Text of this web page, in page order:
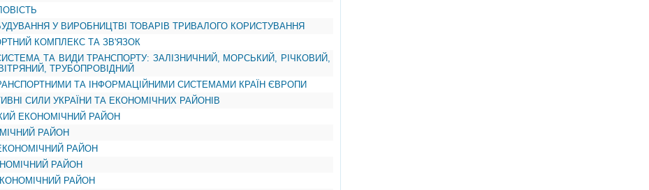
У ВИРОБНИЦТВІ ТОВАРІВ ТРИВАЛОГО КОРИСТУВАННЯ
КОМПЛЕКС ТА ЗВ'ЯЗОК
ТА ВИДИ ТРАНСПОРТУ: ЗАЛІЗНИЧНИЙ, МОРСЬКИЙ, РІЧКОВИЙ,
ТРУБОПРОВІДНИЙ
ТА ІНФОРМАЦІЙНИМИ СИСТЕМАМИ КРАЇН ЄВРОПИ
СИЛИ УКРАЇНИ ТА ЕКОНОМІЧНИХ РАЙОНІВ
ЕКОНОМІЧНИЙ РАЙОН
РАЙОН
РАЙОН
РАЙОН
РАЙОН